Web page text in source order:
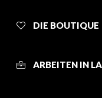
DIE BOUTIQUE
ARBEITEN IN